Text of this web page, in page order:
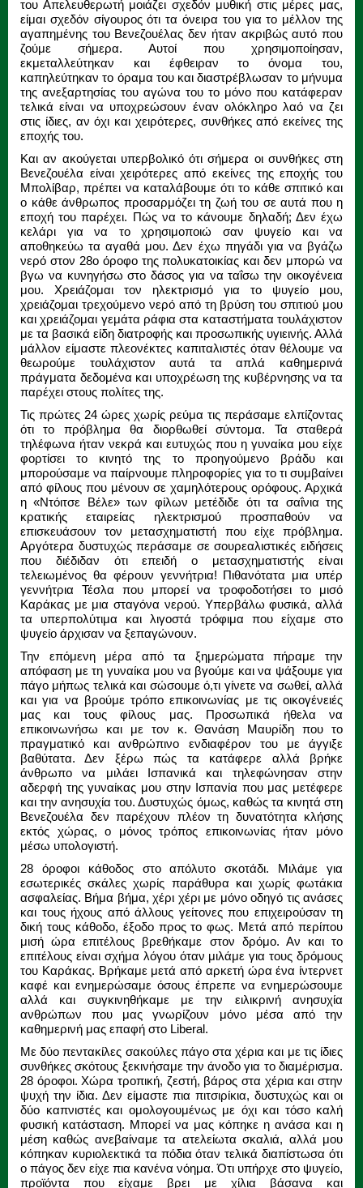
του Απελευθερωτή μοιάζει σχεδόν μυθική στις μέρες μας,
είμαι σχεδόν σίγουρος ότι τα όνειρα του για το μέλλον της
αγαπημένης του Βενεζουέλας δεν ήταν ακριβώς αυτό που
ζούμε σήμερα. Αυτοί που χρησιμοποίησαν,
εκμεταλλεύτηκαν και έφθειραν το όνομα του,
καπηλεύτηκαν το όραμα του και διαστρέβλωσαν το μήνυμα
της ανεξαρτησίας του αγώνα του το μόνο που κατάφεραν
τελικά είναι να υποχρεώσουν έναν ολόκληρο λαό να ζει
στις ίδιες, αν όχι και χειρότερες, συνθήκες από εκείνες της
εποχής του.
Και αν ακούγεται υπερβολικό ότι σήμερα οι συνθήκες στη
Βενεζουέλα είναι χειρότερες από εκείνες της εποχής του
Μπολίβαρ, πρέπει να καταλάβουμε ότι το κάθε σπιτικό και
ο κάθε άνθρωπος προσαρμόζει τη ζωή του σε αυτά που η
εποχή του παρέχει. Πώς να το κάνουμε δηλαδή; Δεν έχω
κελάρι για να το χρησιμοποιώ σαν ψυγείο και να
αποθηκεύω τα αγαθά μου. Δεν έχω πηγάδι για να βγάζω
νερό στον 28ο όροφο της πολυκατοικίας και δεν μπορώ να
βγω να κυνηγήσω στο δάσος για να ταΐσω την οικογένεια
μου. Χρειάζομαι τον ηλεκτρισμό για το ψυγείο μου,
χρειάζομαι τρεχούμενο νερό από τη βρύση του σπιτιού μου
και χρειάζομαι γεμάτα ράφια στα καταστήματα τουλάχιστον
με τα βασικά είδη διατροφής και προσωπικής υγιεινής. Αλλά
μάλλον είμαστε πλεονέκτες καπιταλιστές όταν θέλουμε να
θεωρούμε τουλάχιστον αυτά τα απλά καθημερινά
πράγματα δεδομένα και υποχρέωση της κυβέρνησης να τα
παρέχει στους πολίτες της.
Τις πρώτες 24 ώρες χωρίς ρεύμα τις περάσαμε ελπίζοντας
ότι το πρόβλημα θα διορθωθεί σύντομα. Τα σταθερά
τηλέφωνα ήταν νεκρά και ευτυχώς που η γυναίκα μου είχε
φορτίσει το κινητό της το προηγούμενο βράδυ και
μπορούσαμε να παίρνουμε πληροφορίες για το τι συμβαίνει
από φίλους που μένουν σε χαμηλότερους ορόφους. Αρχικά
η «Ντόιτσε Βέλε» των φίλων μετέδιδε ότι τα σαΐνια της
κρατικής εταιρείας ηλεκτρισμού προσπαθούν να
επισκευάσουν τον μετασχηματιστή που είχε πρόβλημα.
Αργότερα δυστυχώς περάσαμε σε σουρεαλιστικές ειδήσεις
που διέδιδαν ότι επειδή ο μετασχηματιστής είναι
τελειωμένος θα φέρουν γεννήτρια! Πιθανότατα μια υπέρ
γεννήτρια Τέσλα που μπορεί να τροφοδοτήσει το μισό
Καράκας με μια σταγόνα νερού. Υπερβάλω φυσικά, αλλά
τα υπερπολύτιμα και λιγοστά τρόφιμα που είχαμε στο
ψυγείο άρχισαν να ξεπαγώνουν.
Την επόμενη μέρα από τα ξημερώματα πήραμε την
απόφαση με τη γυναίκα μου να βγούμε και να ψάξουμε για
πάγο μήπως τελικά και σώσουμε ό,τι γίνετε να σωθεί, αλλά
και για να βρούμε τρόπο επικοινωνίας με τις οικογένειές
μας και τους φίλους μας. Προσωπικά ήθελα να
επικοινωνήσω και με τον κ. Θανάση Μαυρίδη που το
πραγματικό και ανθρώπινο ενδιαφέρον του με άγγιξε
βαθύτατα. Δεν ξέρω πώς τα κατάφερε αλλά βρήκε
άνθρωπο να μιλάει Ισπανικά και τηλεφώνησαν στην
αδερφή της γυναίκας μου στην Ισπανία που μας μετέφερε
και την ανησυχία του. Δυστυχώς όμως, καθώς τα κινητά στη
Βενεζουέλα δεν παρέχουν πλέον τη δυνατότητα κλήσης
εκτός χώρας, ο μόνος τρόπος επικοινωνίας ήταν μόνο
μέσω υπολογιστή.
28 όροφοι κάθοδος στο απόλυτο σκοτάδι. Μιλάμε για
εσωτερικές σκάλες χωρίς παράθυρα και χωρίς φωτάκια
ασφαλείας. Βήμα βήμα, χέρι χέρι με μόνο οδηγό τις ανάσες
και τους ήχους από άλλους γείτονες που επιχειρούσαν τη
δική τους κάθοδο, έξοδο προς το φως. Μετά από περίπου
μισή ώρα επιτέλους βρεθήκαμε στον δρόμο. Αν και το
επιτέλους είναι σχήμα λόγου όταν μιλάμε για τους δρόμους
του Καράκας. Βρήκαμε μετά από αρκετή ώρα ένα ίντερνετ
καφέ και ενημερώσαμε όσους έπρεπε να ενημερώσουμε
αλλά και συγκινηθήκαμε με την ειλικρινή ανησυχία
ανθρώπων που μας γνωρίζουν μόνο μέσα από την
καθημερινή μας επαφή στο Liberal.
Με δύο πεντακίλες σακούλες πάγο στα χέρια και με τις ίδιες
συνθήκες σκότους ξεκινήσαμε την άνοδο για το διαμέρισμα.
28 όροφοι. Χώρα τροπική, ζεστή, βάρος στα χέρια και στην
ψυχή την ίδια. Δεν είμαστε πια πιτσιρίκια, δυστυχώς και οι
δύο καπνιστές και ομολογουμένως με όχι και τόσο καλή
φυσική κατάσταση. Μπορεί να μας κόπηκε η ανάσα και η
μέση καθώς ανεβαίναμε τα ατελείωτα σκαλιά, αλλά μου
κόπηκαν κυριολεκτικά τα πόδια όταν τελικά διαπίστωσα ότι
ο πάγος δεν είχε πια κανένα νόημα. Ότι υπήρχε στο ψυγείο,
προϊόντα που είχαμε βρει με χίλια βάσανα και